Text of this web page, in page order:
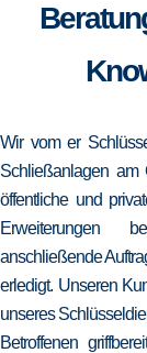
Wir vom er
Schließanlagen am
öffentliche und
Erweiterungen
anschließende
erledigt. Unseren
unseres
Betroffenen